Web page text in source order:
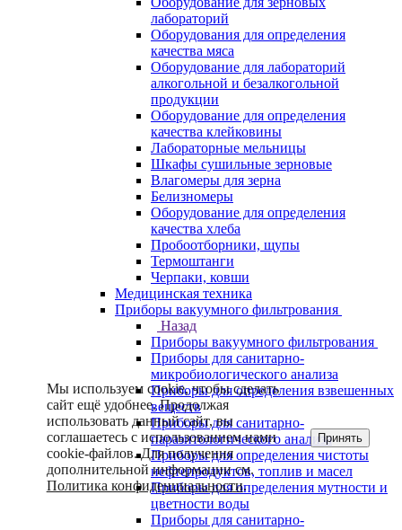
лабораторий
Оборудования для определения
качества мяса
Оборудование для лабораторий
алкогольной и безалкогольной
продукции
Оборудование для определения
качества клейковины
Лабораторные мельницы
Шкафы сушильные зерновые
Влагомеры для зерна
Белизномеры
Оборудование для определения
качества хлеба
Пробоотборники, щупы
Термоштанги
Черпаки, ковши
Медицинская техника
Приборы вакуумного фильтрования
Назад
Приборы вакуумного фильтрования
Приборы для санитарно-
микробиологического анализа
Приборы для определения взвешенных
веществ
Приборы для санитарно-
паразитологического анализа
Приборы для определения чистоты
нефтепродуктов, топлив и масел
Приборы для определения мутности и
цветности воды
Приборы для санитарно-
Мы используем cookie, чтобы сделать
сайт ещё удобнее. Продолжая
использовать данный сайт, вы
соглашаетесь с использованием нами
cookie-файлов. Для получения
дополнительной информации см.
Политика конфиденциальности.
Принять